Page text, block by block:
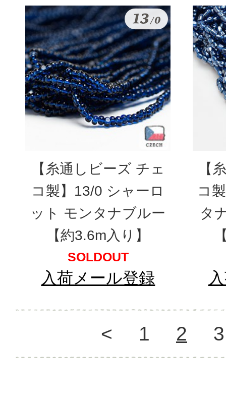
【糸通しビーズ チェ
コ製】13/0 シャーロ
ット モンタナブルー
【約3.6m入り】
SOLDOUT
入荷メール登録
【
コ
タ
< 1 2 3